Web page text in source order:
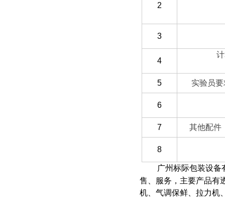
2
3
4
5 实验员
6
7 其他配件
8
广州标际包装设备有
售、服务，主要产品有
机、气调保鲜、拉力机